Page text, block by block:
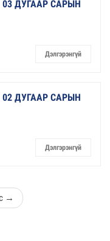
ДУГААР САРЫН
Дэлгэрэнгүй
ДУГААР САРЫН
Дэлгэрэнгүй
→